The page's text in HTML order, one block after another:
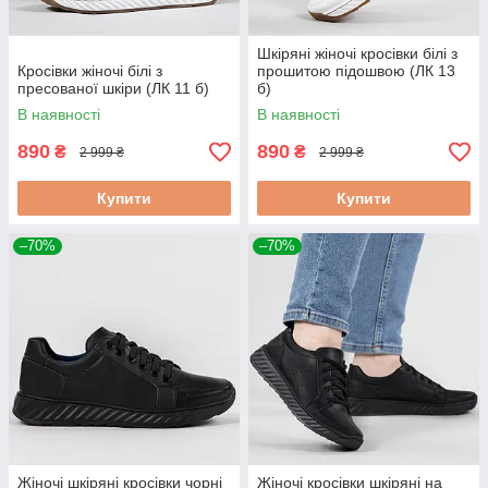
Кросівки жіночі білі з
пресованої шкіри (ЛК 11 б)
В наявності
890 ₴ 2 999 ₴
Купити
Шкіряні жіночі кросівки білі з
прошитою підошвою (ЛК 13
б)
В наявності
890 ₴ 2 999 ₴
Купити
–70%
Жіночі шкіряні кросівки чорні
–70%
Жіночі кросівки шкіряні на